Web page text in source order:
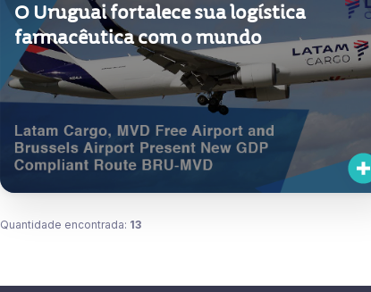
O Uruguai fortalece sua logística
farmacêutica com o mundo
Quantidade encontrada: 13